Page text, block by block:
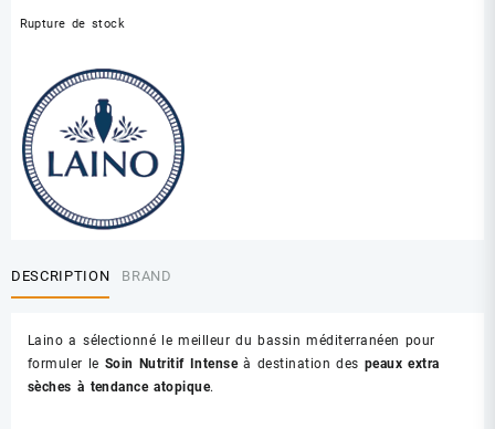
Rupture de stock
DESCRIPTION BRAND
Laino a sélectionné le meilleur du bassin méditerranéen pour
formuler le Soin Nutritif Intenseà destination des peaux extra
sèches à tendance atopique.